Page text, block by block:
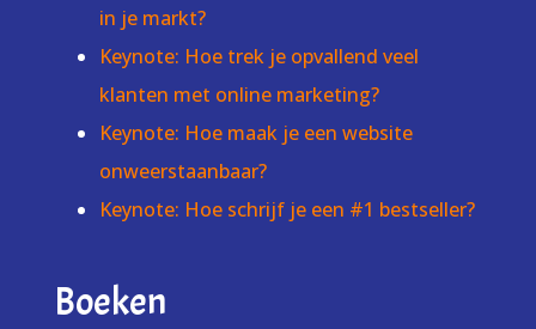
in je markt?
Keynote: Hoe trek je opvallend veel
klanten met online marketing?
Keynote: Hoe maak je een website
onweerstaanbaar?
Keynote: Hoe schrijf je een #1 bestseller?
Boeken